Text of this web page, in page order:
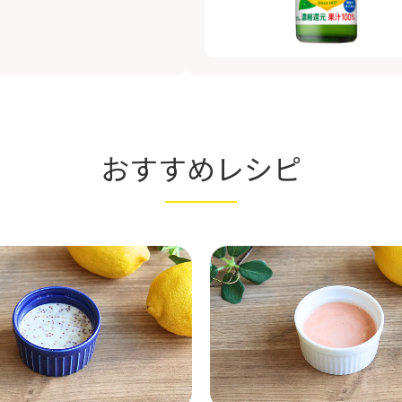
おすすめレシピ